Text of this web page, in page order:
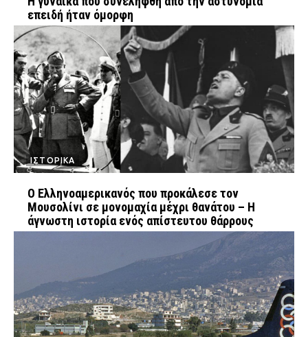
επειδή ήταν όμορφη
ΙΣΤΟΡΙΚΑ
Ο Ελληνοαμερικανός που προκάλεσε τον
Μουσολίνι σε μονομαχία μέχρι θανάτου – Η
άγνωστη ιστορία ενός απίστευτου θάρρους